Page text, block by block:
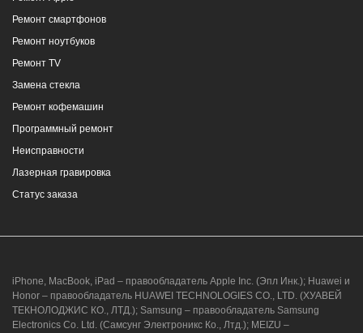
Ремонт смартфонов
Ремонт ноутбуков
Ремонт TV
Замена стекла
Ремонт кофемашин
Программный ремонт
Неисправности
Лазерная гравировка
Статус заказа
iPhone, MacBook, iPad – правообладатель Apple Inc. (Эпл Инк.); Huawei и
Honor – правообладатель HUAWEI TECHNOLOGIES CO., LTD. (ХУАВЕЙ
ТЕКНОЛОДЖИС КО., ЛТД.); Samsung – правообладатель Samsung
Electronics Co. Ltd. (Самсунг Электроникс Ко., Лтд.); MEIZU –